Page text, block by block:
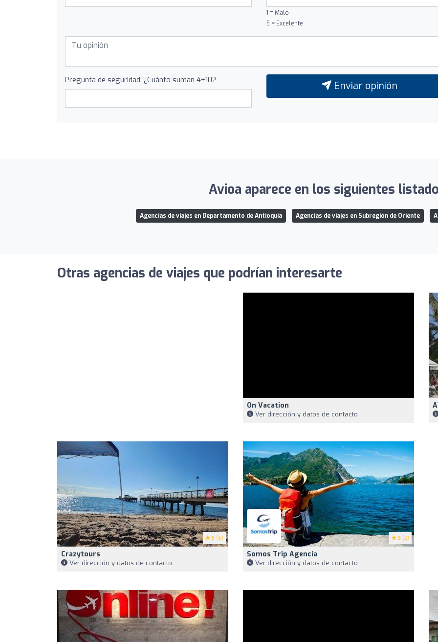
1 = Malo
5 = Excelente
Pregunta de seguridad: ¿Cuánto suman 4+10? Enviar opinión
Avioa aparece en los siguientes
Agencias de viajes en Departamento de Antioquia Agencias de viajes en Subregión de Oriente
Otras agencias de viajes que podrían interesarte
On Vacation
Ver dirección y datos de contacto
5 (6)
Crazytours
Ver dirección y datos de contacto
5 (2)
Somos Trip Agencia
Ver dirección y datos de contacto